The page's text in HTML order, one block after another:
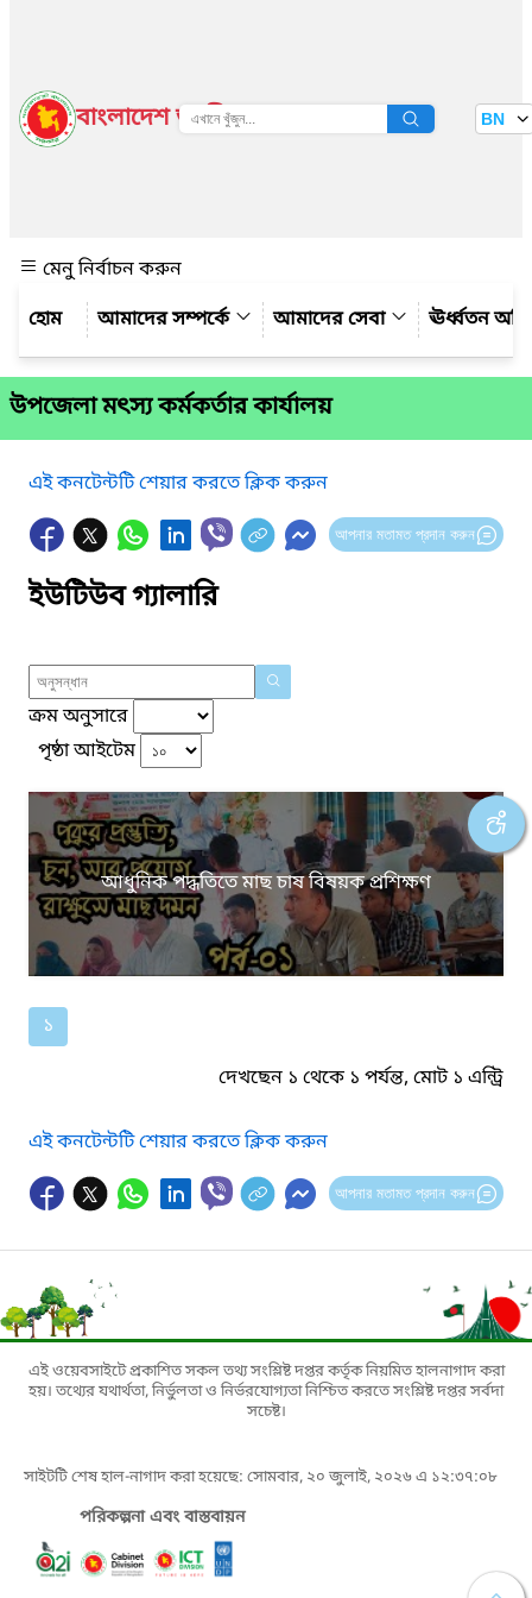
বাংলাদেশ জাতীয় তথ্য বাতায়ন BN
মেনু নির্বাচন করুন
আমাদের সম্পর্কে
আমাদের সেবা ঊর্ধ্বতন
উপজেলা মৎস্য কর্মকর্তার কার্যালয়
এই কনটেন্টটি শেয়ার করতে ক্লিক করুন
আপনার মতামত প্রদান করুন
ইউটিউব গ্যালারি
ক্রম অনুসারে
পৃষ্ঠা আইটেম
আধুনিক পদ্ধতিতে মাছ চাষ বিষয়ক প্রশিক্ষণ
১
দেখছেন ১ থেকে ১ পর্যন্ত, মোট ১ এন্ট্রি
এই কনটেন্টটি শেয়ার করতে ক্লিক করুন
আপনার মতামত প্রদান করুন
এই ওয়েবসাইটে প্রকাশিত সকল তথ্য সংশ্লিষ্ট দপ্তর কর্তৃক নিয়মিত হালনাগাদ করা
হয়। তথ্যের যথার্থতা, নির্ভুলতা ও নির্ভরযোগ্যতা নিশ্চিত করতে সংশ্লিষ্ট দপ্তর সর্বদা
সচেষ্ট।
সাইটটি শেষ হাল-নাগাদ করা হয়েছে: সোমবার, ২০ জুলাই, ২০২৬ এ ১২:৩৭:০৮
পরিকল্পনা এবং বাস্তবায়ন